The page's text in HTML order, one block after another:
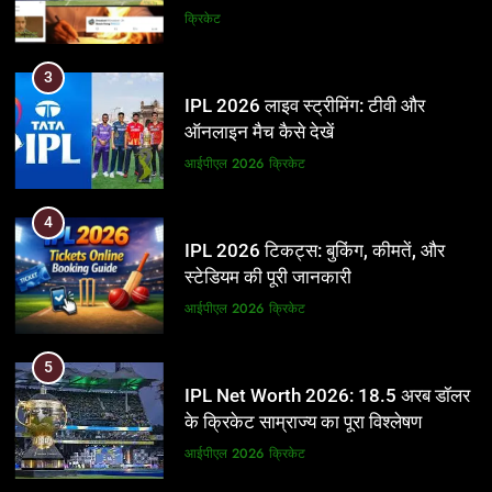
और BCCI पर लगाए गंभीर आरोप
क्रिकेट
3
IPL 2026 लाइव स्ट्रीमिंग: टीवी और
ऑनलाइन मैच कैसे देखें
आईपीएल 2026 क्रिकेट
4
IPL 2026 टिकट्स: बुकिंग, कीमतें, और
स्टेडियम की पूरी जानकारी
आईपीएल 2026 क्रिकेट
5
IPL Net Worth 2026: 18.5 अरब डॉलर
के क्रिकेट साम्राज्य का पूरा विश्लेषण
आईपीएल 2026 क्रिकेट